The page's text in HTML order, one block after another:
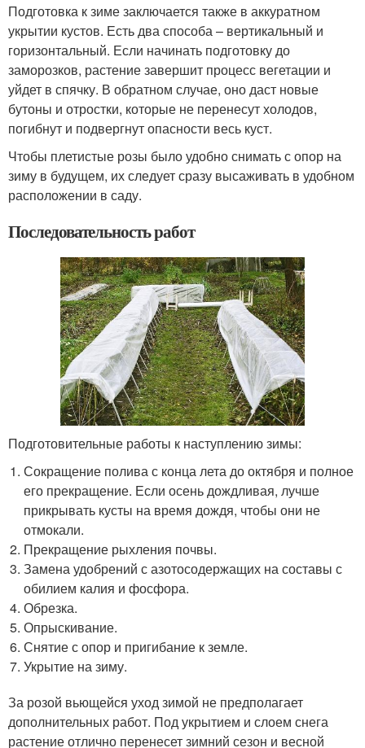
Подготовка к зиме заключается также в аккуратном
укрытии кустов. Есть два способа – вертикальный и
горизонтальный. Если начинать подготовку до
заморозков, растение завершит процесс вегетации и
уйдет в спячку. В обратном случае, оно даст новые
бутоны и отростки, которые не перенесут холодов,
погибнут и подвергнут опасности весь куст.
Чтобы плетистые розы было удобно снимать с опор на
зиму в будущем, их следует сразу высаживать в удобном
расположении в саду.
Последовательность работ
Подготовительные работы к наступлению зимы:
Сокращение полива с конца лета до октября и полное
его прекращение. Если осень дождливая, лучше
прикрывать кусты на время дождя, чтобы они не
отмокали.
Прекращение рыхления почвы.
Замена удобрений с азотосодержащих на составы с
обилием калия и фосфора.
Обрезка.
Опрыскивание.
Снятие с опор и пригибание к земле.
Укрытие на зиму.
За розой вьющейся уход зимой не предполагает
дополнительных работ. Под укрытием и слоем снега
растение отлично перенесет зимний сезон и весной